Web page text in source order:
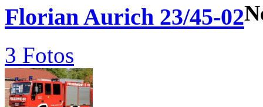
Florian Aurich 23/45-02
3 Fotos